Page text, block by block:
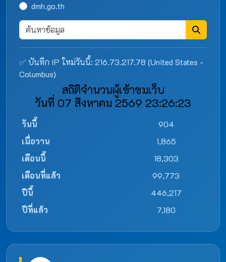
dmh.go.th
✅ บันทึก IP ใหม่วันนี้: 216.73.217.78 (United States -
Columbus)
สถิติจำนวนผู้เข้าชมเว็บ
วันที่ 07 สิงหาคม 2569 23:26:23
วันนี้
904
เมื่อวาน
1,865
เดือนนี้
18,303
เดือนที่แล้ว
99,773
ปีนี้
446,217
ปีที่แล้ว
7,180